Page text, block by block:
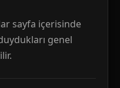
sayfa içerisinde
genel